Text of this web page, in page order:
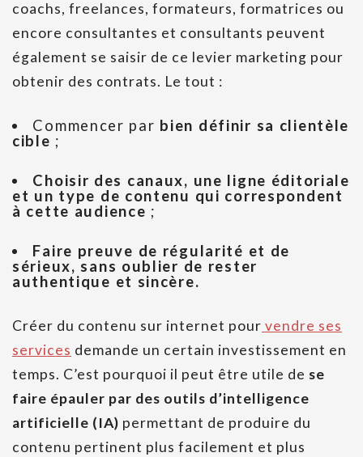
coachs, freelances, formateurs, formatrices ou
encore consultantes et consultants peuvent
également se saisir de ce levier marketing pour
obtenir des contrats. Le tout :
Commencer par bien définir sa clientèle
cible ;
Choisir des canaux, une ligne éditoriale
et un type de contenu qui correspondent
à cette audience;
Faire preuve de régularité et de
sérieux, sans oublier de rester
authentique et sincère.
Créer du contenu sur internet pour vendre ses
services demande un certain investissement en
temps. C’est pourquoi il peut être utile de se
faire épauler par des outils d’intelligence
artificielle (IA) permettant de produire du
contenu pertinent plus facilement et plus